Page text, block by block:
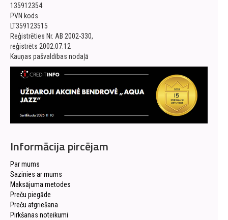
135912354
PVN kods
LT359123515
Reģistrēties Nr. AB 2002-330,
reģistrēts 2002.07.12
Kauņas pašvaldības nodaļā
Informācija pircējam
Par mums
Sazinies ar mums
Maksājuma metodes
Preču piegāde
Preču atgriešana
Pirkšanas noteikumi